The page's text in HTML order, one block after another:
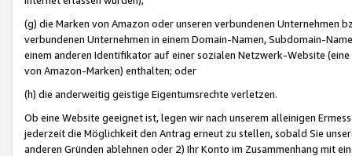
(g) die Marken von Amazon oder unseren verbundenen Unternehmen
verbundenen Unternehmen in einem Domain-Namen, Subdomain-
einem anderen Identifikator auf einer sozialen Netzwerk-Website
von Amazon-Marken) enthalten; oder
(h) die anderweitig geistige Eigentumsrechte verletzen.
Ob eine Website geeignet ist, legen wir nach unserem alleinigen
jederzeit die Möglichkeit den Antrag erneut zu stellen, sobald Sie
anderen Gründen ablehnen oder 2) Ihr Konto im Zusammenhang mit